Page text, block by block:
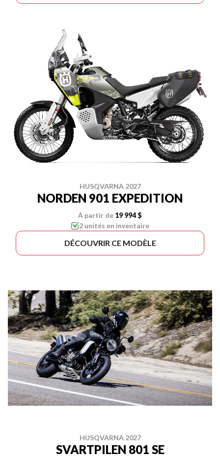
HUSQVARNA 2027
NORDEN 901 EXPEDITION
À partir de 19 994 $
2 unités en inventaire
DÉCOUVRIR CE MODÈLE
HUSQVARNA 2027
SVARTPILEN 801 SE